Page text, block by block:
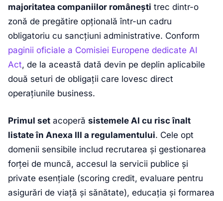
majoritatea companiilor românești trec dintr-o
zonă de pregătire opțională într-un cadru
obligatoriu cu sancțiuni administrative. Conform
paginii oficiale a Comisiei Europene dedicate AI
Act, de la această dată devin pe deplin aplicabile
două seturi de obligații care lovesc direct
operațiunile business.
Primul set acoperă sistemele AI cu risc înalt
listate în Anexa III a regulamentului. Cele opt
domenii sensibile includ recrutarea și gestionarea
forței de muncă, accesul la servicii publice și
private esențiale (scoring credit, evaluare pentru
asigurări de viață și sănătate), educația și formarea